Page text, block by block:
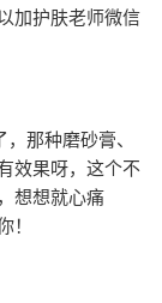
加护肤老师微信
那种磨砂膏、
效果呀，这个不
想想就心痛
！